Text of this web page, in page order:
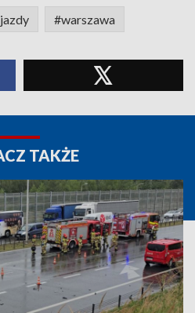
#warszawa
TAKŻE